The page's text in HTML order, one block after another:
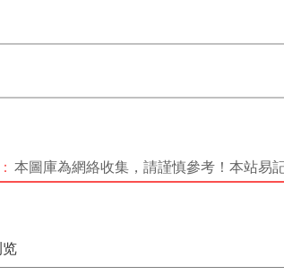
本圖庫為網絡收集，請謹慎參考！本站易